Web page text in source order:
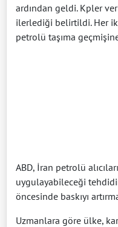
ardından geldi. Kpler
ilerlediği belirtildi. Her
petrolü taşıma
ABD, İran petrolü
uygulayabileceği
öncesinde baskıyı
Uzmanlara göre ülke,